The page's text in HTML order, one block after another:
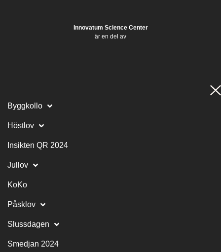
Innovatum Science Center
är en del av
Byggkollo
Höstlov
Insikten QR 2024
Jullov
KoKo
Påsklov
Slussdagen
Smedjan 2024